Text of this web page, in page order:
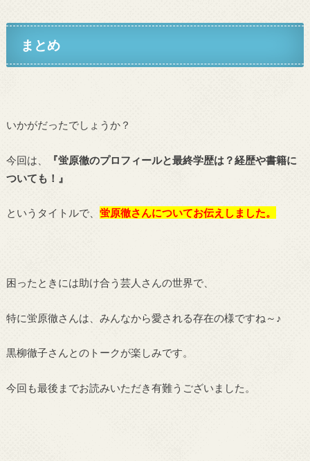
まとめ
いかがだったでしょうか？
今回は、
『蛍原徹のプロフィールと最終学歴は？経歴や書籍に
ついても！』
というタイトルで、 蛍原徹さんについてお伝えしました。
困ったときには助け合う芸人さんの世界で、
特に蛍原徹さんは、みんなから愛される存在の様ですね～♪
黒柳徹子さんとのトークが楽しみです。
今回も最後までお読みいただき有難うございました。